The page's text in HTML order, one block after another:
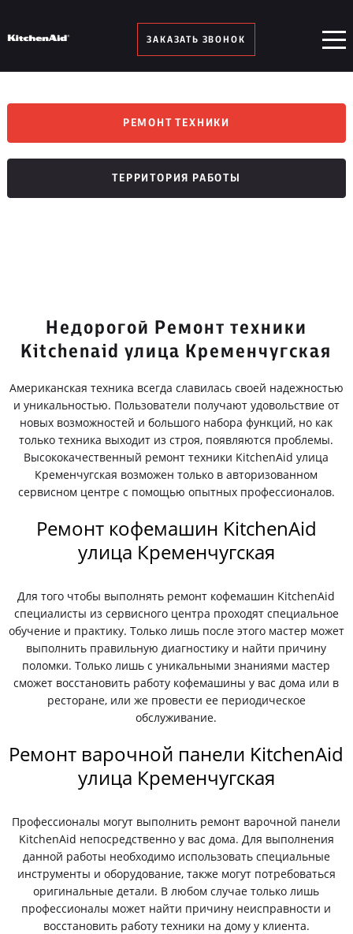
ЗАКАЗАТЬ ЗВОНОК
РЕМОНТ ТЕХНИКИ
ТЕРРИТОРИЯ РАБОТЫ
Недорогой Ремонт техники
Kitchenaid улица Кременчугская
Американская техника всегда славилась своей надежностью
и уникальностью. Пользователи получают удовольствие от
новых возможностей и большого набора функций, но как
только техника выходит из строя, появляются проблемы.
Высококачественный ремонт техники KitchenAid улица
Кременчугская возможен только в авторизованном
сервисном центре с помощью опытных профессионалов.
Ремонт кофемашин KitchenAid
улица Кременчугская
Для того чтобы выполнять ремонт кофемашин KitchenAid
специалисты из сервисного центра проходят специальное
обучение и практику. Только лишь после этого мастер может
выполнить правильную диагностику и найти причину
поломки. Только лишь с уникальными знаниями мастер
сможет восстановить работу кофемашины у вас дома или в
ресторане, или же провести ее периодическое
обслуживание.
Ремонт варочной панели KitchenAid
улица Кременчугская
Профессионалы могут выполнить ремонт варочной панели
KitchenAid непосредственно у вас дома. Для выполнения
данной работы необходимо использовать специальные
инструменты и оборудование, также могут потребоваться
оригинальные детали. В любом случае только лишь
профессионалы может найти причину неисправности и
восстановить работу техники на дому у клиента.